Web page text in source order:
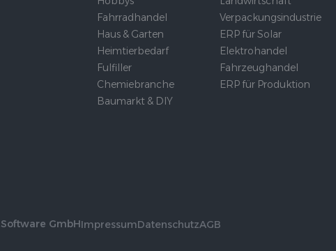
Fahrradhandel
Haus & Garten
Heimtierbedarf
Fulfiller
Chemiebranche
Baumarkt & DIY
Verpackungsindustrie
ERP für Solar
Elektrohandel
Fahrzeughandel
ERP für Produktion
GmbHImpressumDatenschutzAGB